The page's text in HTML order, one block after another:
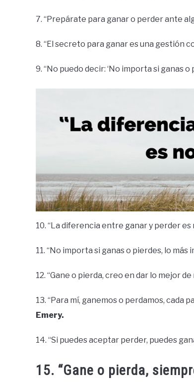
7. “Prepárate para ganar o perder ante
8. “El secreto para ganar es una gestión
9. “No puedo decir: ‘No importa si ganas
10. “La diferencia entre ganar y perder es
11. “No importa si ganas o pierdes, lo
12. “Gane o pierda, creo en dar lo mejor
13. “Para mí, ganemos o perdamos, cada
Emery.
14. “Si puedes aceptar perder, puedes
15. “Gane o pierda,